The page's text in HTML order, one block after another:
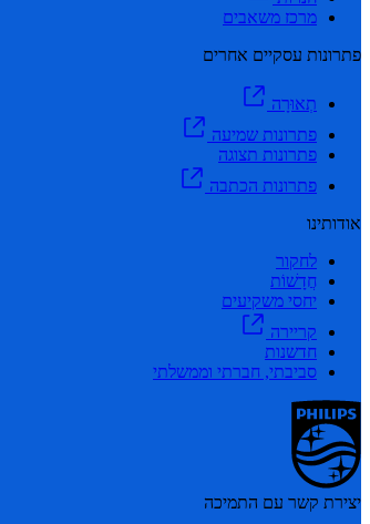
מרכז משאבים
פתרונות עסקיים אחרים
תְאוּרָה
פתרונות שמיעה
פתרונות תצוגה
פתרונות הכתבה
אודותינו
לחקור
חֲדָשׁוֹת
יחסי משקיעים
קריירה
חדשנות
סביבתי, חברתי וממשלתי
יצירת קשר עם התמיכה